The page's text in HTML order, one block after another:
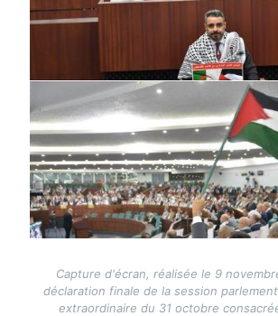
Capture d'écran, réalisée le 9
déclaration finale de la session
extraordinaire du 31 octobre